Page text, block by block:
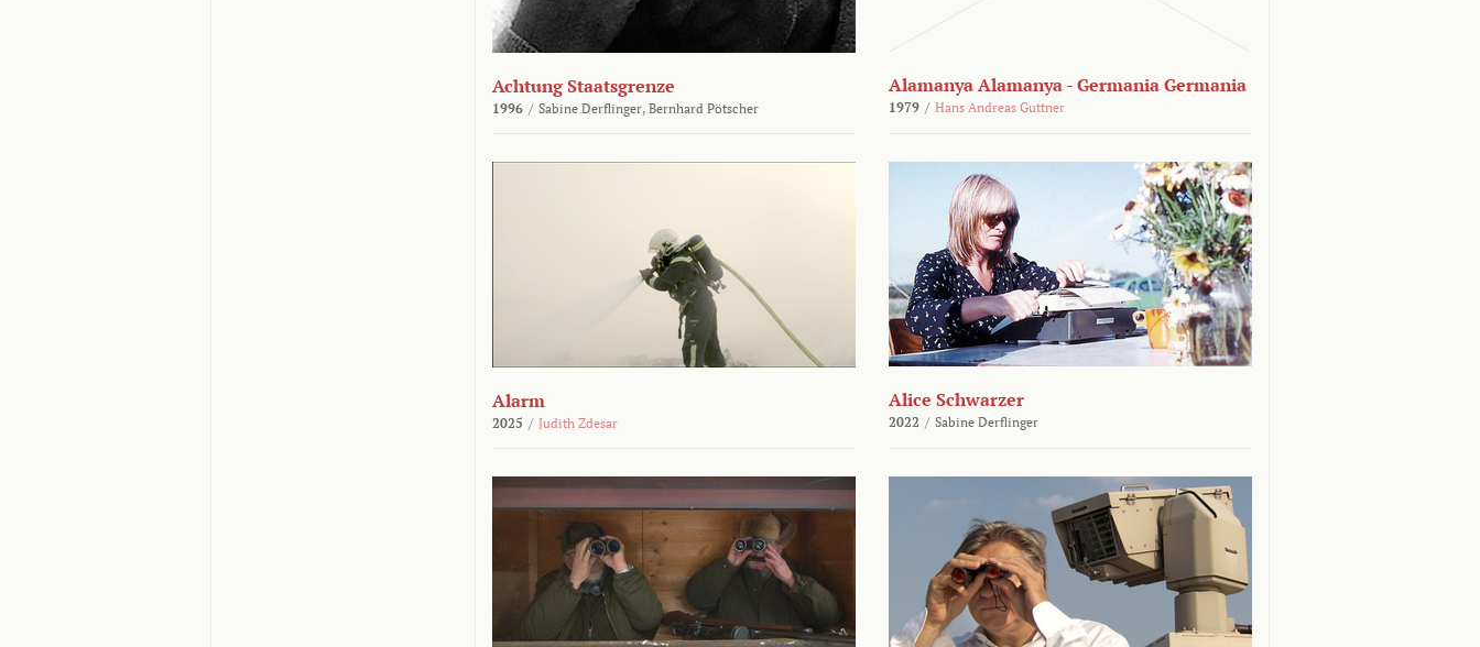
Achtung Staatsgrenze
1996 / Sabine Derflinger, Bernhard Pötscher
Alamanya Alamanya - Germania Germania
1979 / Hans Andreas Guttner
Alarm
2025 / Judith Zdesar
Alice Schwarzer
2022 / Sabine Derflinger